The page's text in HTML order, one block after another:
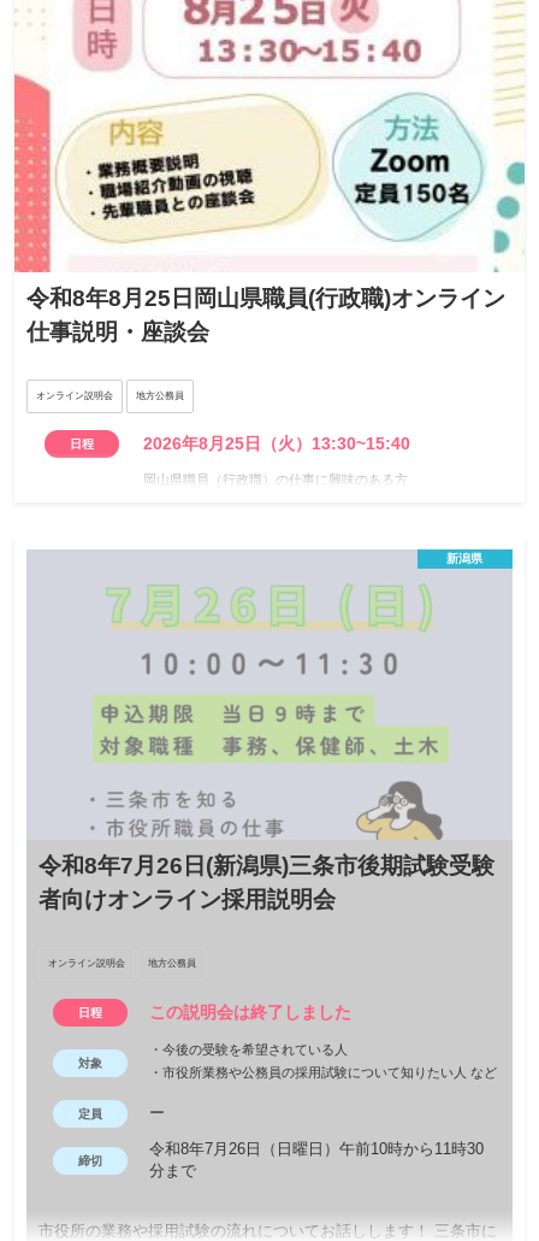
令和8年8月25日岡山県職員(行政職)オンライン
仕事説明・座談会
オンライン説明会 地方公務員
日程 2026年8月25日（火）13:30~15:40
岡山県職員（行政職）の仕事に興味のある方
令和8年8月10日（月曜日）まで
新潟県
令和8年7月26日(新潟県)三条市後期試験受験
者向けオンライン採用説明会
オンライン説明会 地方公務員
日程 この説明会は終了しました
対象
・今後の受験を希望されている人
・市役所業務や公務員の採用試験について知りたい人 など
定員 ー
締切
令和8年7月26日（日曜日）午前10時から11時30
分まで
市役所の業務や採用試験の流れについてお話しします！ 三条市に